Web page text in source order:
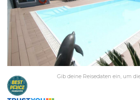
Gib deine Reisedaten ein, um